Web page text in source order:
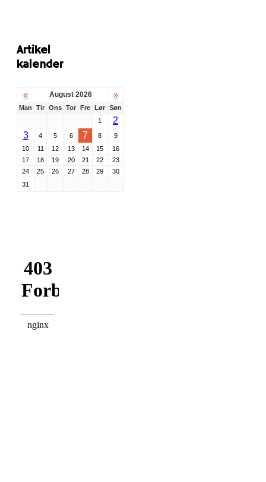
Artikel
kalender
« August 2026 »
Man Tir Ons Tor Fre Lør Søn
1
2
3
4 5 6 7 8
9
10
11 12 13 14 15
16
17
18 19 20 21 22
23
24
25 26 27 28 29
30
31